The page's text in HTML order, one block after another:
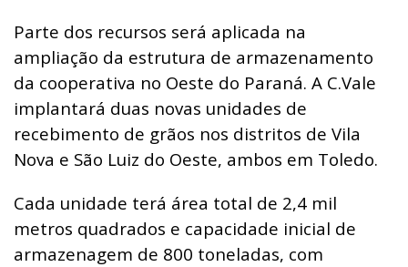
Parte dos recursos será aplicada na
ampliação da estrutura de armazenamento
da cooperativa no Oeste do Paraná. A C.Vale
implantará duas novas unidades de
recebimento de grãos nos distritos de Vila
Nova e São Luiz do Oeste, ambos em Toledo.
Cada unidade terá área total de 2,4 mil
metros quadrados e capacidade inicial de
armazenagem de 800 toneladas, com